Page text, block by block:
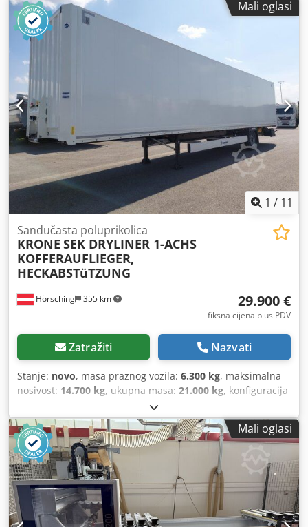
gume:235/72R17,5 ABS, registracija kamiona,
Mali oglasi
1 / 11
Hörsching 355 km
Sandučasta poluprikolica
KRONE SEK DRYLINER 1-ACHS
KOFFERAUFLIEGER,
HECKABSTüTZUNG
29.900 €
fiksna cijena plus PDV
Zatražiti Nazvati
Stanje: novo, masa praznog vozila: 6.300 kg, maksimalna
nosivost: 14.700 kg, ukupna masa: 21.000 kg, konfiguracija
zrak
Mali oglasi